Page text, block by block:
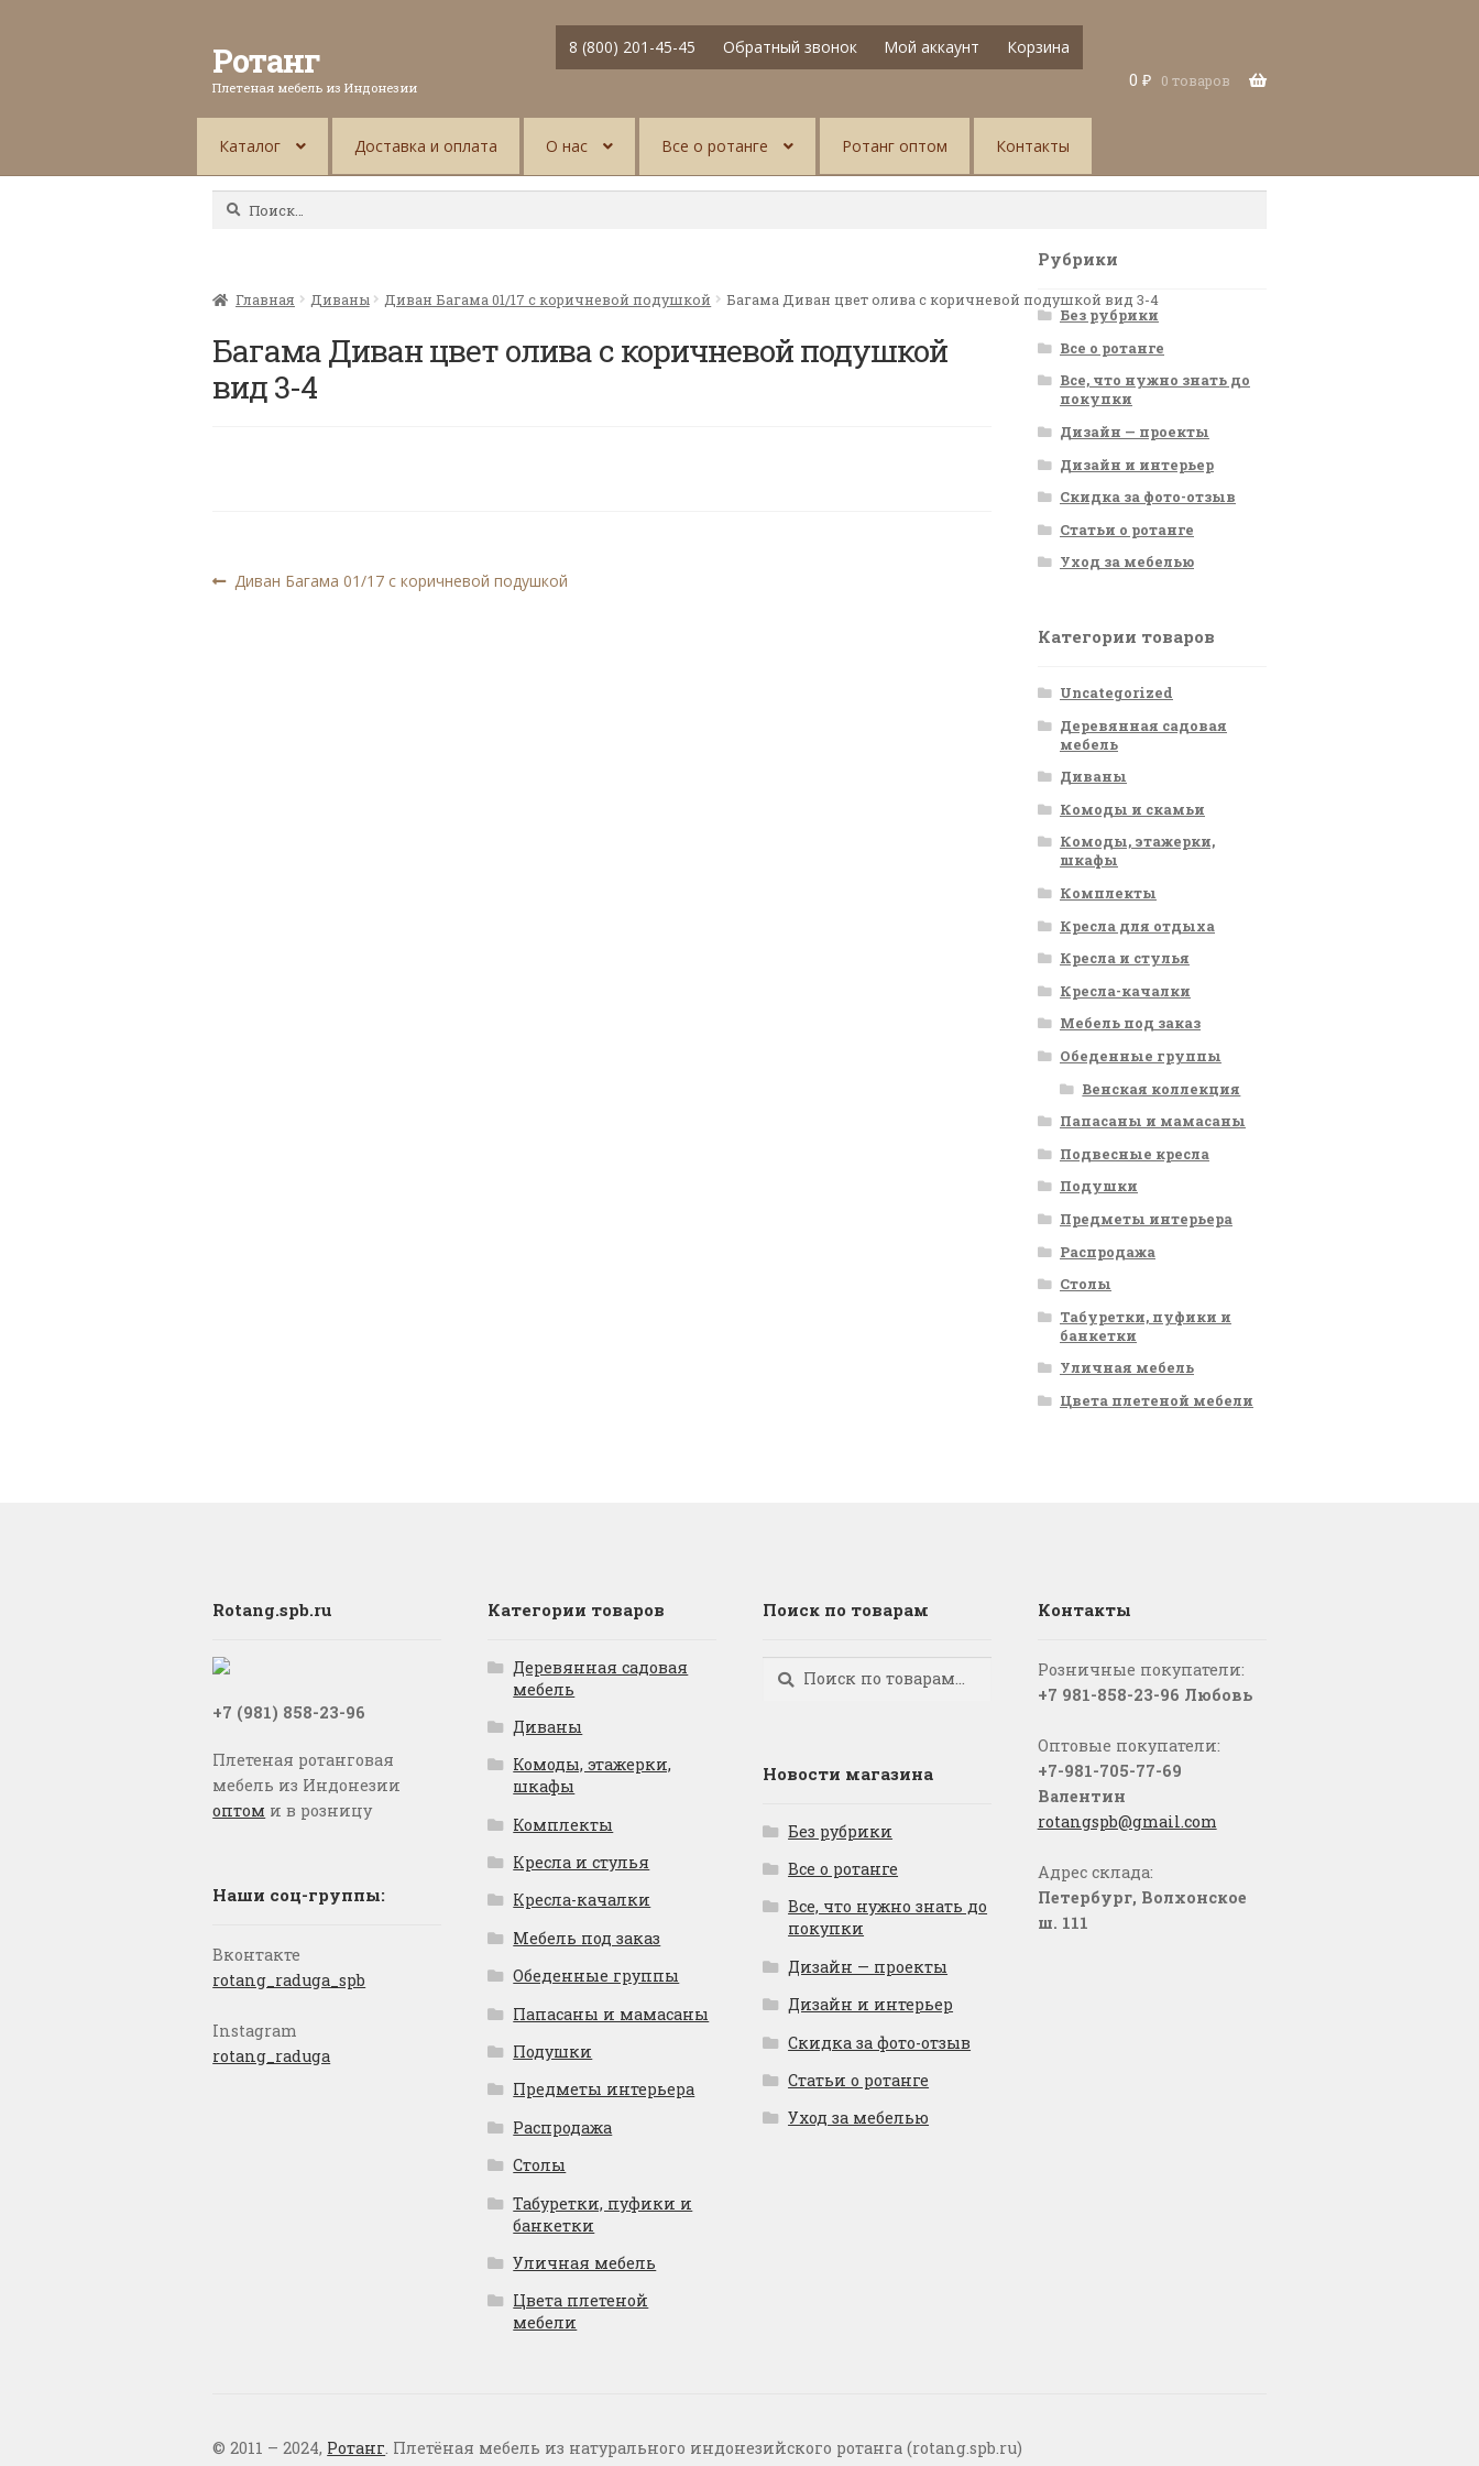
Ротанг
Плетеная мебель из Индонезии
8 (800) 201-45-45 Обратный звонок Мой аккаунт
Корзина
0 ₽ 0 товаров
Каталог Доставка и оплата О нас Все о ротанге Ротанг оптом Контакты
Найти:
Главная Диваны Диван Багама 01/17 с коричневой подушкой Багама Диван цвет олива с коричневой подушкой вид 3-4
Багама Диван цвет олива с коричневой подушкой
вид 3-4
Навигация
Предыдущая
Диван Багама 01/17 с коричневой подушкой
Рубрики
Без рубрики
Все о ротанге
Все, что нужно знать до
покупки
Дизайн — проекты
Дизайн и интерьер
Скидка за фото-отзыв
Статьи о ротанге
Уход за мебелью
Категории товаров
Uncategorized
Деревянная садовая
мебель
Диваны
Комоды и скамьи
Комоды, этажерки,
шкафы
Комплекты
Кресла для отдыха
Кресла и стулья
Кресла-качалки
Мебель под заказ
Обеденные группы
Венская коллекция
Папасаны и мамасаны
Подвесные кресла
Подушки
Предметы интерьера
Распродажа
Столы
Табуретки, пуфики и
банкетки
Уличная мебель
Цвета плетеной мебели
Rotang.spb.ru
+7 (981) 858-23-96
Плетеная ротанговая
мебель из Индонезии
оптом и в розницу
Наши соц-группы:
Вконтакте
rotang_raduga_spb
Instagram
rotang_raduga
Категории товаров
Деревянная садовая
мебель
Диваны
Комоды, этажерки,
шкафы
Комплекты
Кресла и стулья
Кресла-качалки
Мебель под заказ
Обеденные группы
Папасаны и мамасаны
Подушки
Предметы интерьера
Распродажа
Столы
Табуретки, пуфики и
банкетки
Уличная мебель
Цвета плетеной
мебели
Поиск по товарам
Искать:
Поиск
Новости магазина
Без рубрики
Все о ротанге
Все, что нужно знать до
покупки
Дизайн — проекты
Дизайн и интерьер
Скидка за фото-отзыв
Статьи о ротанге
Уход за мебелью
Контакты
Розничные покупатели:
+7 981-858-23-96 Любовь
Оптовые покупатели:
+7-981-705-77-69
Валентин
rotangspb@gmail.com
Адрес склада:
Петербург, Волхонское
ш. 111
© 2011 – 2024, Ротанг. Плетёная мебель из натурального индонезийского ротанга (rotang.spb.ru)